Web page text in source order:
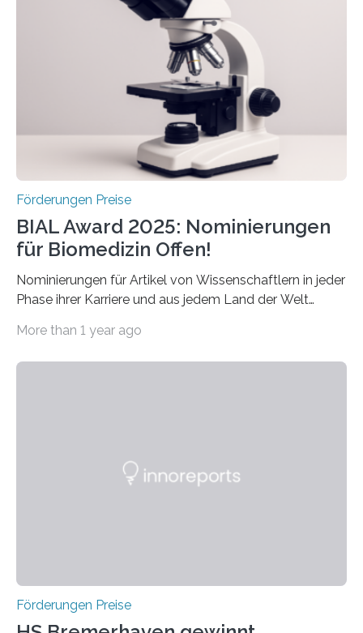
Betroffenen zu verbessern. Dazu schreibt sie auch in
diesem Jahr wieder deutschlandweit den Hentschel-
Preis aus. Er richtet sich gezielt an jüngere
Forscherinnen und Forscher unter 40 Jahren. Geehrt
werden soll eine herausragende Doktorarbeit oder eine
hochrangige wissenschaftliche Publikation zum Thema
Förderungen Preise
BIAL Award 2025: Nominierungen
für Biomedizin Offen!
Nominierungen für Artikel von Wissenschaftlern in jeder
Phase ihrer Karriere und aus jedem Land der Welt
Leben gerufen, um die bemerkenswertesten
Foundation, des BIAL Award in Biomedicine ist in
More than 1 year ago
Förderungen Preise